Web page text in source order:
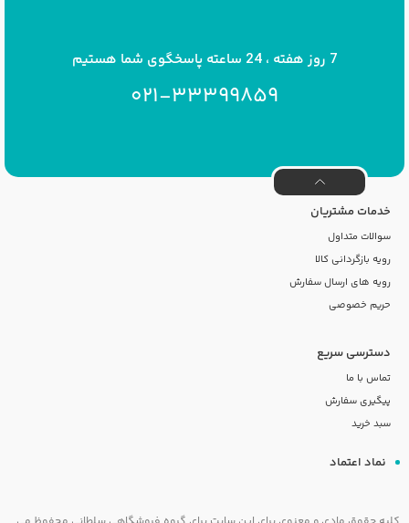
7 روز هفته ، 24 ساعته پاسخگوی شما هستیم
021-33399859
خدمات مشتریان
سوالات متداول
رویه بازگردانی کالا
رویه های ارسال سفارش
حریم خصوصی
دسترسی سریع
تماس با ما
پیگیری سفارش
سبد خرید
نماد اعتماد